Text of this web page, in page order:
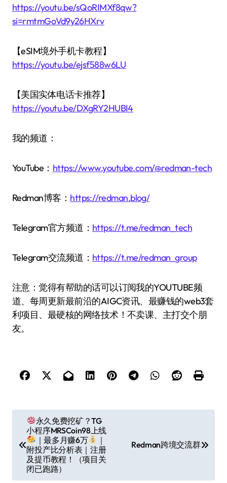
https://youtu.be/sQoRIMXf8qw?
si=rmtmGoVd9y26HXrv
【eSIM境外手机卡教程】
https://youtu.be/ejsf588w6LU
【美国实体电话卡推荐】
https://youtu.be/DXgRY2HUBI4
我的频道：
YouTube： https://www.youtube.com/@redman-tech
Redman博客： https://redman.blog/
Telegram官方频道： https://t.me/redman_tech
Telegram交流频道： https://t.me/redman_group
注意：觉得有帮助的话可以订阅我的YOUTUBE频
道、每周更新最前沿的AIGC资讯、最赚钱的web3套
利项目、最硬核的网络技术！不卖课、主打交个朋
友。
导
永久免费挖矿？TG
小程序MRSCoin98上线
｜最多月赚6万
｜
附投产比分析表｜注册
及提币教程！（项目关
闭已跑路）
Redman跨境交流群